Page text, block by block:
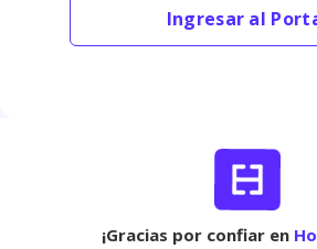
Ingresar al
¡Gracias por confiar en